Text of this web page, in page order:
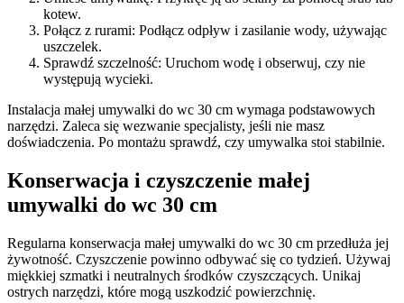
kotew.
Połącz z rurami: Podłącz odpływ i zasilanie wody, używając
uszczelek.
Sprawdź szczelność: Uruchom wodę i obserwuj, czy nie
występują wycieki.
Instalacja małej umywalki do wc 30 cm wymaga podstawowych
narzędzi. Zaleca się wezwanie specjalisty, jeśli nie masz
doświadczenia. Po montażu sprawdź, czy umywalka stoi stabilnie.
Konserwacja i czyszczenie małej
umywalki do wc 30 cm
Regularna konserwacja małej umywalki do wc 30 cm przedłuża jej
żywotność. Czyszczenie powinno odbywać się co tydzień. Używaj
miękkiej szmatki i neutralnych środków czyszczących. Unikaj
ostrych narzędzi, które mogą uszkodzić powierzchnię.